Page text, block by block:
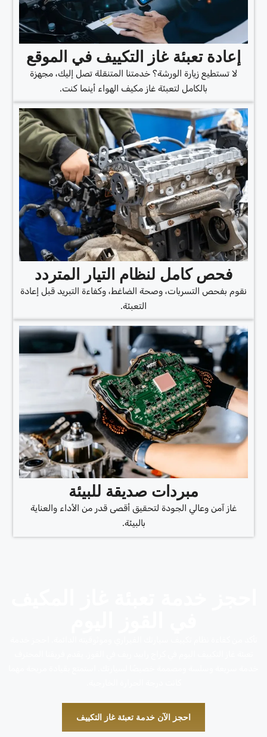
إعادة تعبئة غاز التكييف في الموقع
لا تستطيع زيارة الورشة؟ خدمتنا المتنقلة تصل إليك، مجهزة
بالكامل لتعبئة غاز مكيف الهواء أينما كنت.
فحص كامل لنظام التيار المتردد
نقوم بفحص التسربات، وصحة الضاغط، وكفاءة التبريد قبل إعادة
التعبئة.
مبردات صديقة للبيئة
غاز آمن وعالي الجودة لتحقيق أقصى قدر من الأداء والعناية
بالبيئة.
احجز الآن خدمة تعبئة غاز التكييف